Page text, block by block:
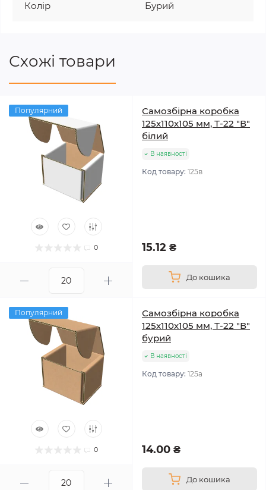
Колір Бурий
Схожі товари
Популярний
0
Самозбірна коробка
125х110х105 мм, Т-22 "В"
білий
В наявності
Код товару: 125в
15.12 ₴
До кошика
Популярний
0
Самозбірна коробка
125х110х105 мм, Т-22 "В"
бурий
В наявності
Код товару: 125а
14.00 ₴
До кошика